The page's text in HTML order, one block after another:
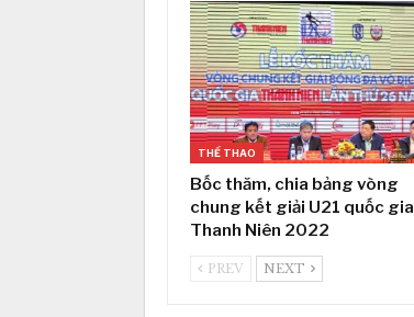
THỂ THAO
Bốc thăm, chia bảng vòng
chung kết giải U21 quốc gia
Thanh Niên 2022
PREV NEXT